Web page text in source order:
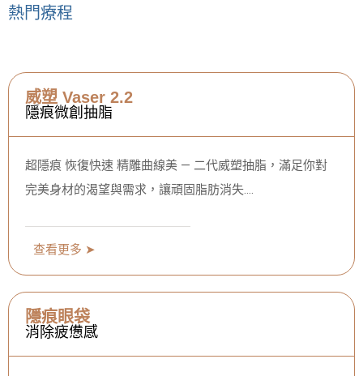
熱門療程
威塑 Vaser 2.2
隱痕微創抽脂
超隱痕 恢復快速 精雕曲線美 — 二代威塑抽脂，滿足你對
完美身材的渴望與需求，讓頑固脂肪消失….
查看更多 ➤
隱痕眼袋
消除疲憊感